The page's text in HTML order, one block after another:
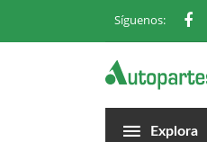
Síguenos:
Explora